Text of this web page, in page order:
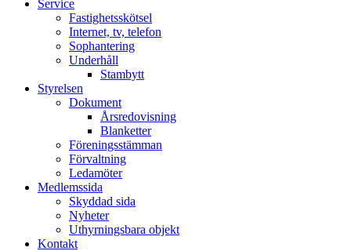
Service
Fastighetsskötsel
Internet, tv, telefon
Sophantering
Underhåll
Stambytt
Styrelsen
Dokument
Årsredovisning
Blanketter
Föreningsstämman
Förvaltning
Ledamöter
Medlemssida
Skyddad sida
Nyheter
Uthyrningsbara objekt
Kontakt